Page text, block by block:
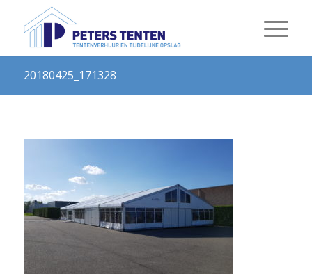
20180425_171328